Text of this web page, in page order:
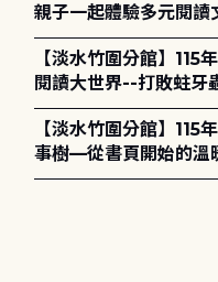
親子一起體驗多元閱讀
【淡水竹圍分館】115
閱讀大世界--打敗蛀牙
護全攻略》
【淡水竹圍分館】115
事樹—從書頁開始的溫
電章魚》